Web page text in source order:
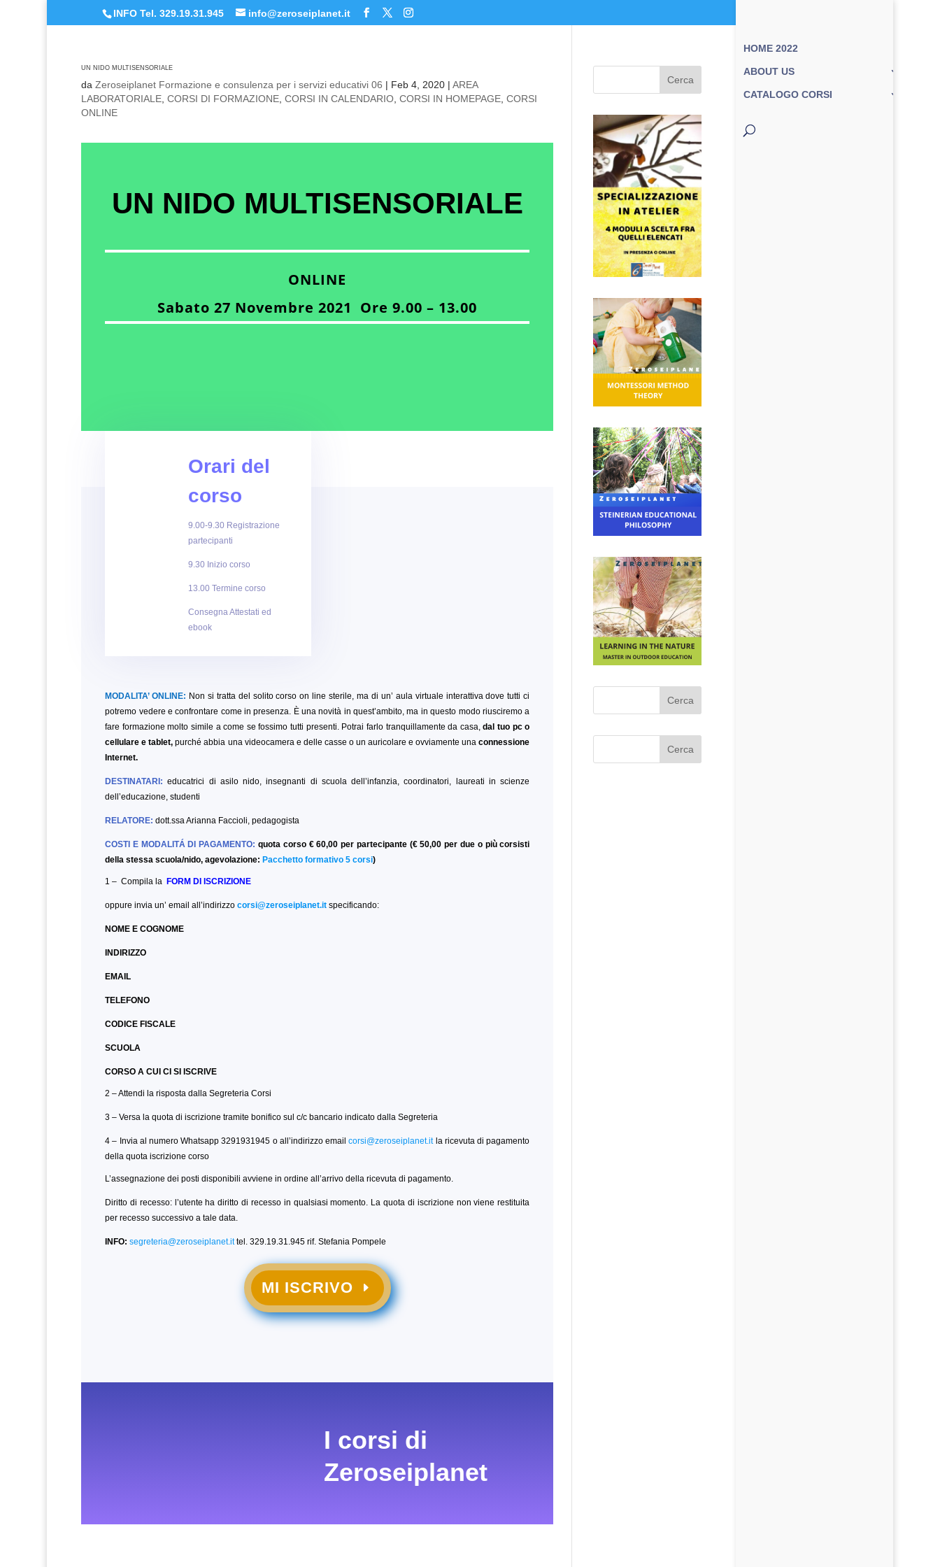
INFO Tel. 329.19.31.945 info@zeroseiplanet.it
HOME 2022
ABOUT US
CATALOGO CORSI
UN NIDO MULTISENSORIALE
daZeroseiplanet Formazione e consulenza per i servizi educativi 06 | Feb 4, 2020 |AREA
LABORATORIALE ,CORSI DI FORMAZIONE ,CORSI IN CALENDARIO ,CORSI IN HOMEPAGE ,CORSI
ONLINE
UN NIDO MULTISENSORIALE
ONLINE
Sabato 27 Novembre 2021 Ore 9.00 – 13.00
Orari del
corso
9.00-9.30 Registrazione
partecipanti
9.30 Inizio corso
13.00 Termine corso
Consegna Attestati ed
ebook
MODALITA’ ONLINE: Non si tratta del solito corso on line sterile, ma di un’ aula virtuale interattiva dove tutti ci
potremo vedere e confrontare come in presenza. È una novità in quest’ambito, ma in questo modo riusciremo a
fare formazione molto simile a come se fossimo tutti presenti. Potrai farlo tranquillamente da casa,dal tuo pc o
cellulare e tablet, purché abbia una videocamera e delle casse o un auricolare e ovviamente unaconnessione
Internet.
DESTINATARI: educatrici di asilo nido, insegnanti di scuola dell’infanzia, coordinatori, laureati in scienze
dell’educazione,studenti
RELATORE: dott.ssa Arianna Faccioli, pedagogista
COSTI E MODALITÁ DI PAGAMENTO: quota corso € 60,00 per partecipante (€ 50,00 per due o più corsisti
della stessa scuola/nido, agevolazione: Pacchetto formativo 5 corsi)
1 – Compila la FORM DI ISCRIZIONE
oppure invia un’ email all’indirizzocorsi@zeroseiplanet.it specificando:
NOME E COGNOME
INDIRIZZO
EMAIL
TELEFONO
CODICE FISCALE
SCUOLA
CORSO A CUI CI SI ISCRIVE
2 – Attendi la risposta dalla Segreteria Corsi
3 – Versa la quota di iscrizione tramite bonifico sul c/c bancario indicato dalla Segreteria
4 – Invia al numero Whatsapp 3291931945 o all’indirizzo emailcorsi@zeroseiplanet.itla ricevuta di pagamento
della quota iscrizione corso
L’assegnazione dei posti disponibili avviene in ordine all’arrivo della ricevuta di pagamento.
Diritto di recesso: l’utente ha diritto di recesso in qualsiasi momento. La quota di iscrizione non viene restituita
per recesso successivo a tale data.
INFO: segreteria@zeroseiplanet.ittel. 329.19.31.945 rif. Stefania Pompele
MI ISCRIVO
I corsi di
Zeroseiplanet
Cerca
Cerca
Cerca